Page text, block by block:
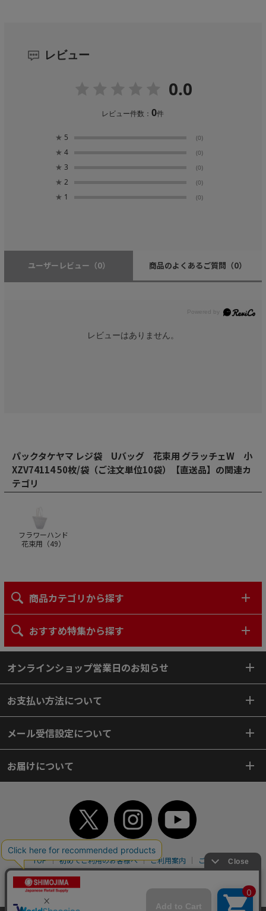
レビュー
0.0
レビュー件数：0件
★ 5 (0)
★ 4 (0)
★ 3 (0)
★ 2 (0)
★ 1 (0)
ユーザーレビュー （0） 商品のよくあるご質問 （0）
レビューはありません。
パックタケヤマ レジ袋 Uバッグ 花束用 グラッチェW 小
XZV74114 50枚/袋（ご注文単位10袋）【直送品】の関連カ
テゴリ
フラワーハンド
花束用（49）
商品カテゴリから探す
おすすめ特集から探す
オンラインショップ営業日のお知らせ
お支払い方法について
メール受信設定について
お届けについて
TOP 初めてご利用のお客様へ ご利用案内
ご利用規約
個人情報保護方針
特定商取引法
会社案内
よくあるご質問
サイトマップ